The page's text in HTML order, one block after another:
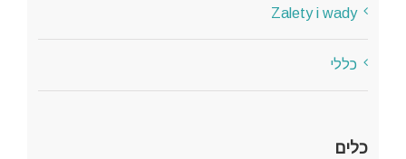
Zalety i wady
כללי
כלים